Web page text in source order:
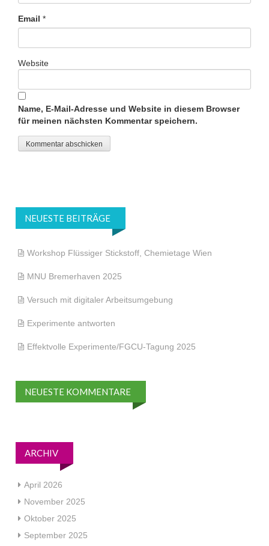
Email *
Website
Name, E-Mail-Adresse und Website in diesem Browser
für meinen nächsten Kommentar speichern.
NEUESTE BEITRÄGE
Workshop Flüssiger Stickstoff, Chemietage Wien
MNU Bremerhaven 2025
Versuch mit digitaler Arbeitsumgebung
Experimente antworten
Effektvolle Experimente/FGCU-Tagung 2025
NEUESTE KOMMENTARE
ARCHIV
April 2026
November 2025
Oktober 2025
September 2025